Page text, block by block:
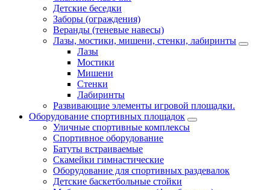
Детские беседки
Заборы (ограждения)
Веранды (теневые навесы)
Лазы, мостики, мишени, стенки, лабиринты
Лазы
Мостики
Мишени
Стенки
Лабиринты
Развивающие элементы игровой площадки.
Оборудование спортивных площадок
Уличные спортивные комплексы
Спортивное оборудование
Батуты встраиваемые
Скамейки гимнастические
Оборудование для спортивных раздевалок
Детские баскетбольные стойки